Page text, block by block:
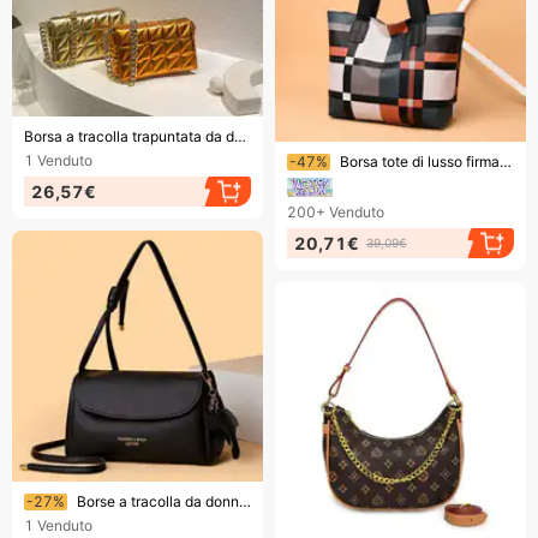
Finendo presto!
Borsa a tracolla trapuntata da donna - Piccola borsa a tracolla firmata con motivo unico
1 Venduto
26,57€
Finendo presto!
-47% Borsa tote di lusso firmata in pelle a quadri per donna, grande capacità, borsa a tracolla casual per lavoro e shopping
200+ Venduto
20,71€ 39,09€
Finendo presto!
-27%
Borse a tracolla da donna di alta qualità firmate 2025, borse di lusso
1 Venduto